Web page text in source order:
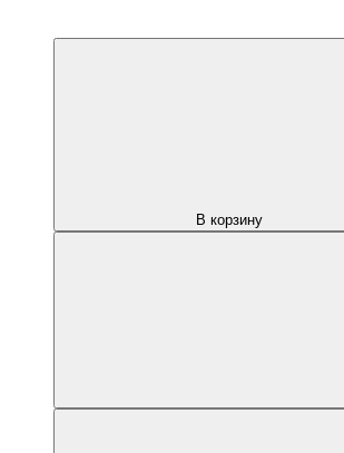
В корзину